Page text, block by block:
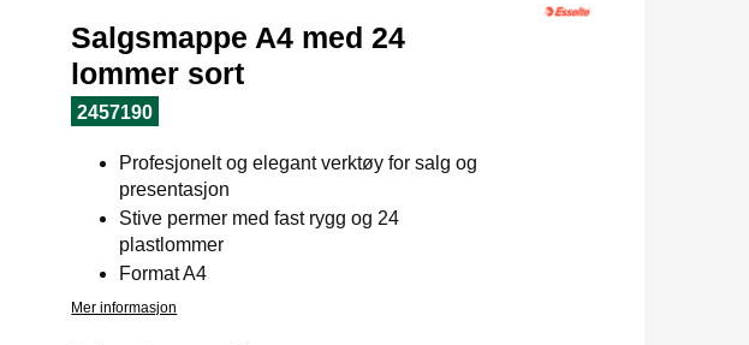
Salgsmappe A4 med 24
lommer sort
2457190
Profesjonelt og elegant verktøy for salg og
presentasjon
Stive permer med fast rygg og 24
plastlommer
Format A4
Mer informasjon